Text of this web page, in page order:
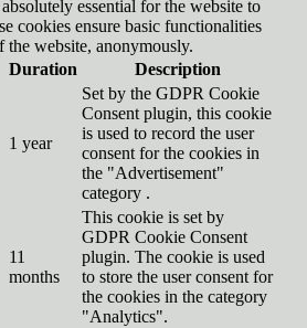
essential for the website to
cookies ensure basic functionalities
the website, anonymously.
Duration Description
1 year
Set by the GDPR Cookie
Consent plugin, this cookie
is used to record the user
consent for the cookies in
the "Advertisement"
category .
11
months
This cookie is set by
GDPR Cookie Consent
plugin. The cookie is used
to store the user consent for
the cookies in the category
"Analytics".